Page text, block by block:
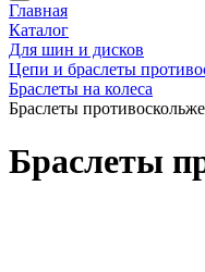
Главная
Каталог
Для шин и дисков
Цепи и браслеты
Браслеты на колеса
Браслеты
Браслеты